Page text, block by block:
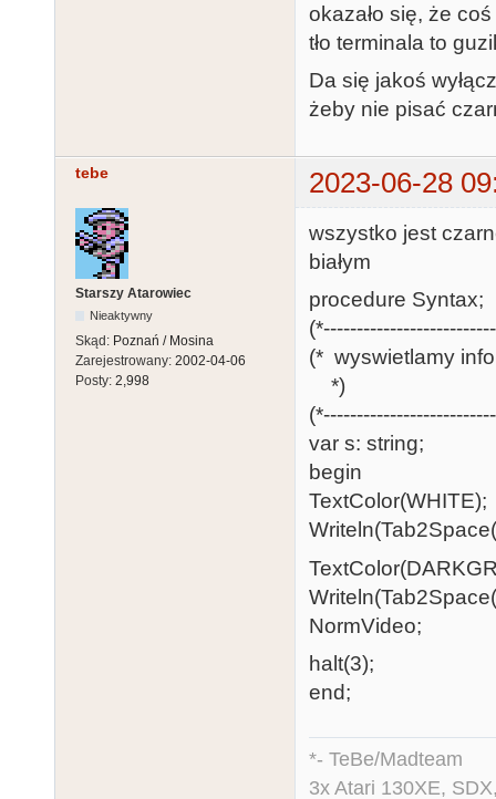
okazało się, że
tło terminala to
Da się jakoś
żeby nie pisać
tebe 2023-06-28
Starszy Atarowiec
Nieaktywny
Skąd: Poznań / Mosina
Zarejestrowany: 2002-04-06
Posty: 2,998
wszystko jest
białym
procedure Syntax;
(* wyswietlamy
*)
var s: string;
begin
TextColor(WHITE);
NormVideo;
halt(3);
end;
*- TeBe/Madteam
3x Atari 130XE,